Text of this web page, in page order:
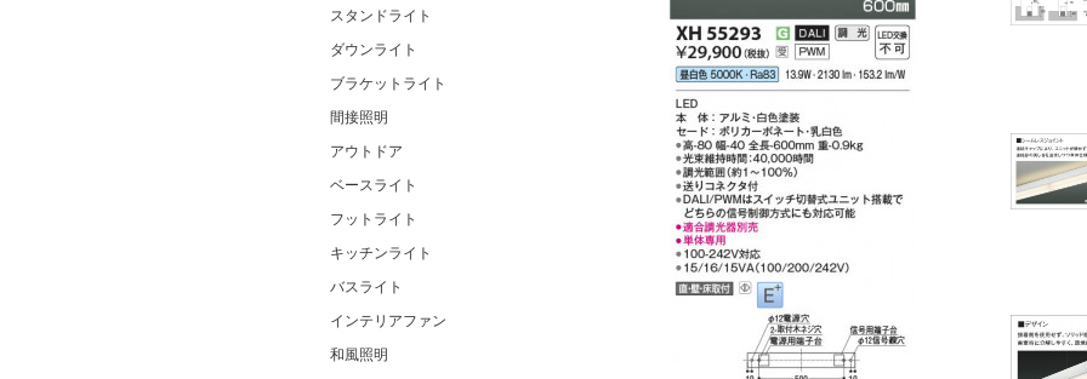
スタンドライト
ダウンライト
ブラケットライト
間接照明
アウトドア
ベースライト
フットライト
キッチンライト
バスライト
インテリアファン
和風照明